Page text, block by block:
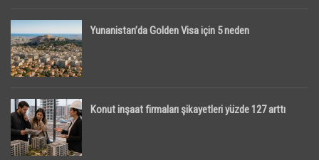
Yunanistan’da Golden Visa için 5 neden
Konut inşaat firmaları şikayetleri yüzde 127 arttı